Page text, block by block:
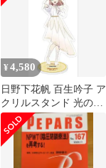
¥4,580
日野下花帆 百生吟子 ア
クリルスタンド 光の中
で花咲いて アトレ秋葉
原